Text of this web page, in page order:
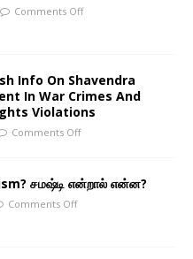
Comments Off
Info On Shavendra
In War Crimes And
Violations
Comments Off
சமஷ்டி என்றால் என்ன?
Comments Off